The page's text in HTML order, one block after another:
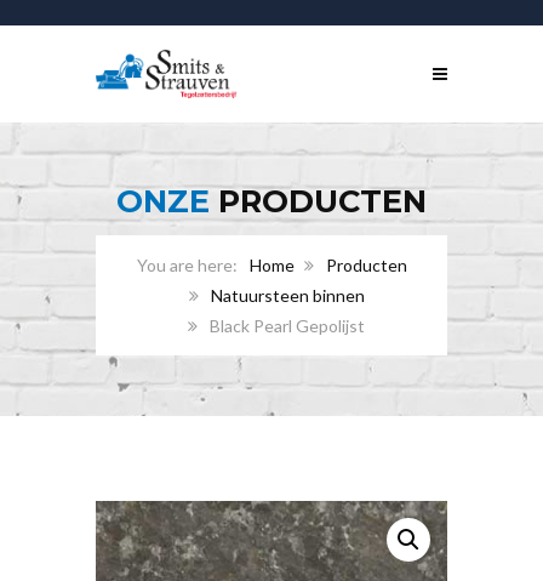
ONZEPRODUCTEN
Home
Producten
Natuursteen binnen
Black Pearl Gepolijst